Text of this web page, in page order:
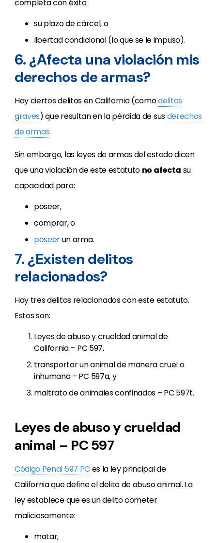
completa con éxito:
su plazo de cárcel, o
libertad condicional (lo que se le impuso).
6. ¿Afecta una violación mis
derechos de armas?
Hay ciertos delitos en California (comodelitos
graves) que resultan en la pérdida de susderechos
de armas.
Sin embargo, las leyes de armas del estado dicen
que una violación de este estatuto no afecta su
capacidad para:
poseer,
comprar, o
poseerun arma.
7. ¿Existen delitos
relacionados?
Hay tres delitos relacionados con este estatuto.
Estos son:
Leyes de abuso y crueldad animal de
California – PC 597,
transportar un animal de manera cruel o
inhumana – PC 597a, y
maltrato de animales confinados – PC 597t.
Leyes de abuso y crueldad
animal – PC 597
Código Penal 597 PC es la ley principal de
California que define el delito de abuso animal. La
ley establece que es un delito cometer
maliciosamente:
matar,